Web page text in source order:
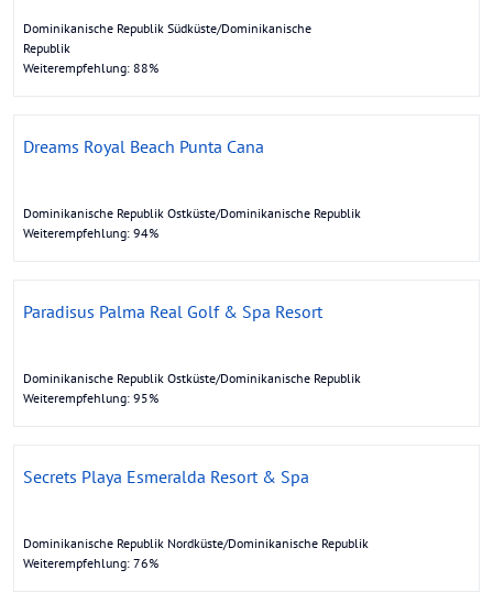
Dominikanische Republik Südküste/Dominikanische
Republik
Weiterempfehlung: 88%
Dreams Royal Beach Punta Cana
Dominikanische Republik Ostküste/Dominikanische Republik
Weiterempfehlung: 94%
Paradisus Palma Real Golf & Spa Resort
Dominikanische Republik Ostküste/Dominikanische Republik
Weiterempfehlung: 95%
Secrets Playa Esmeralda Resort & Spa
Dominikanische Republik Nordküste/Dominikanische Republik
Weiterempfehlung: 76%